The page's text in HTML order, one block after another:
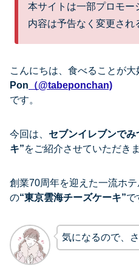
本サイトは一部プロモー
内容は予告なく変更され
こんにちは、 食べることが
Pon （@tabeponchan)
です。
今回は、 セブンイレブンで
キ”をご紹介させていただきま
創業70周年を迎えた一流ホテ
の“東京雲海チーズケーキ”で
気になるので、